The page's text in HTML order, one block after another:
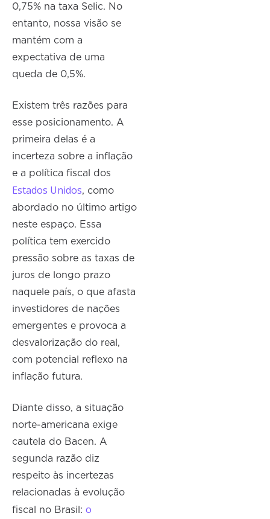
0,75% na taxa Selic. No
entanto, nossa visão se
mantém com a
expectativa de uma
queda de 0,5%.
Existem três razões para
esse posicionamento. A
primeira delas é a
incerteza sobre a inflação
e a política fiscal dos
Estados Unidos, como
abordado no último artigo
neste espaço. Essa
política tem exercido
pressão sobre as taxas de
juros de longo prazo
naquele país, o que afasta
investidores de nações
emergentes e provoca a
desvalorização do real,
com potencial reflexo na
inflação futura.
Diante disso, a situação
norte-americana exige
cautela do Bacen. A
segunda razão diz
respeito às incertezas
relacionadas à evolução
fiscal no Brasil:o